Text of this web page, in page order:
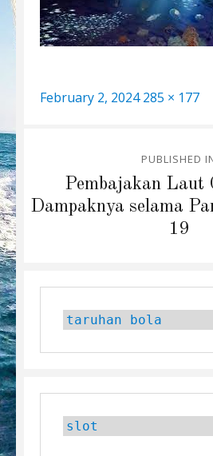
Posted
February 2, 2024 Full
285 × 177
navigation
PUBLISHED
Pembajakan Laut
Dampaknya selama
19
taruhan bola
slot